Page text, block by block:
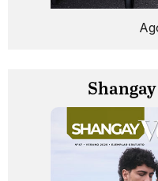
Shangay